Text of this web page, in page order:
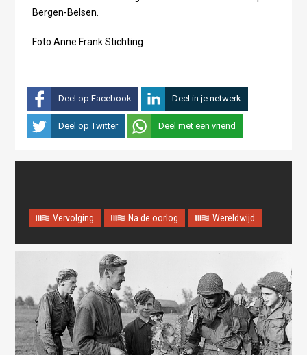
Bergen-Belsen.
Foto Anne Frank Stichting
Deel op Facebook Deel in je netwerk
Deel op Twitter Deel met een vriend
Vervolging Na de oorlog Wereldwijd